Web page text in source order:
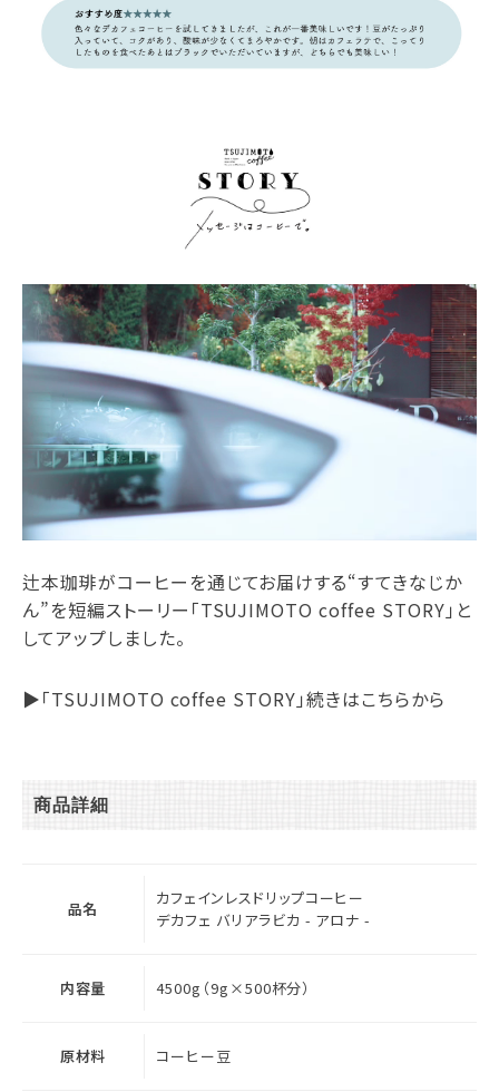
辻本珈琲がコーヒーを通じてお届けする“すてきなじか
ん”を短編ストーリー「TSUJIMOTO coffee STORY」と
してアップしました。
▶︎「TSUJIMOTO coffee STORY」続きはこちらから
商品詳細
品名
カフェインレスドリップコーヒー
デカフェ バリアラビカ - アロナ -
内容量 4500g（9g×500杯分）
原材料 コーヒー豆